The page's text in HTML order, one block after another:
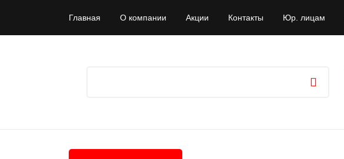
Главная О компании Акции Контакты Юр. лицам